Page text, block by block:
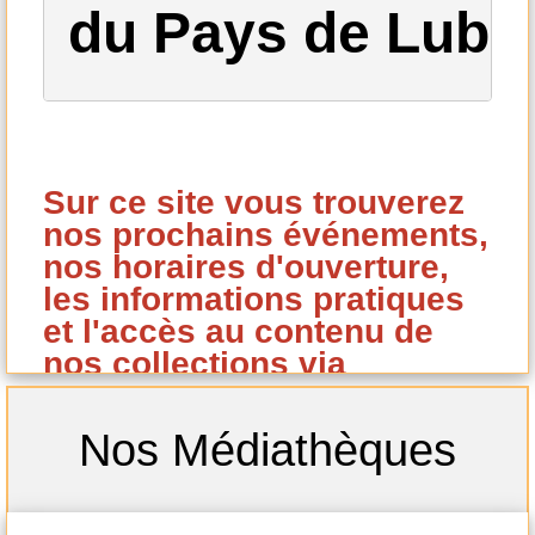
du Pays de
Sur ce site vous trouverez
nos prochains événements,
nos horaires d'ouverture,
les informations pratiques
et l'accès au contenu de
nos collections via
notre catalogue en ligne.
Vous pouvez réserver vos
ouvrages à partir de ce
inscrit à notre réseau de
Nos Médiathèques